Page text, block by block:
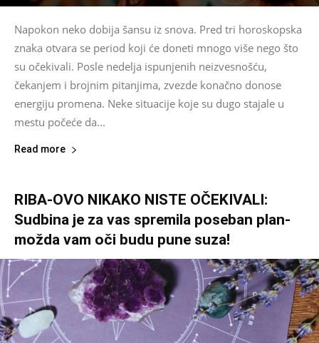
Napokon neko dobija šansu iz snova. Pred tri horoskopska
znaka otvara se period koji će doneti mnogo više nego što
su očekivali. Posle nedelja ispunjenih neizvesnošću,
čekanjem i brojnim pitanjima, zvezde konačno donose
energiju promena. Neke situacije koje su dugo stajale u
mestu počeće da...
Read more
RIBA-OVO NIKAKO NISTE OČEKIVALI:
Sudbina je za vas spremila poseban plan-
možda vam oči budu pune suza!